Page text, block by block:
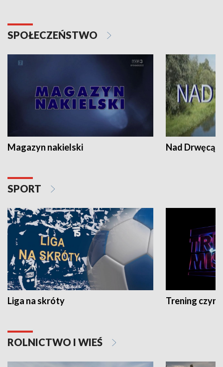
SPOŁECZEŃSTWO
Magazyn nakielski Nad Drwęcą
SPORT
Liga na skróty Trening czyni
ROLNICTWO I WIEŚ